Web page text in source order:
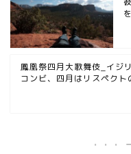
鳳凰祭四月大歌舞伎_イジ
コンビ、四月はリスペクト